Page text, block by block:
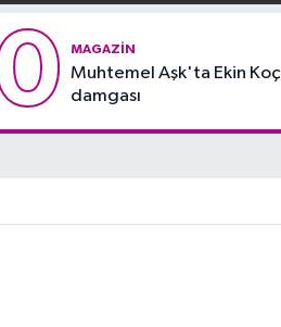
MAGAZIN
Muhtemel Aşk'ta Ekin Koç
damgası